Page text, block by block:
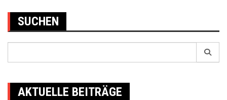
SUCHEN
for:
AKTUELLE BEITRÄGE